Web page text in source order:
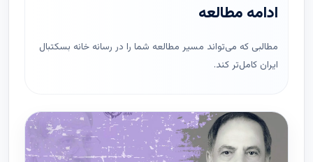
ادامه مطالعه
مطالبی که می‌تواند مسیر مطالعه شما را در رسانه خانه بسکتبال
ایران کامل‌تر کند.